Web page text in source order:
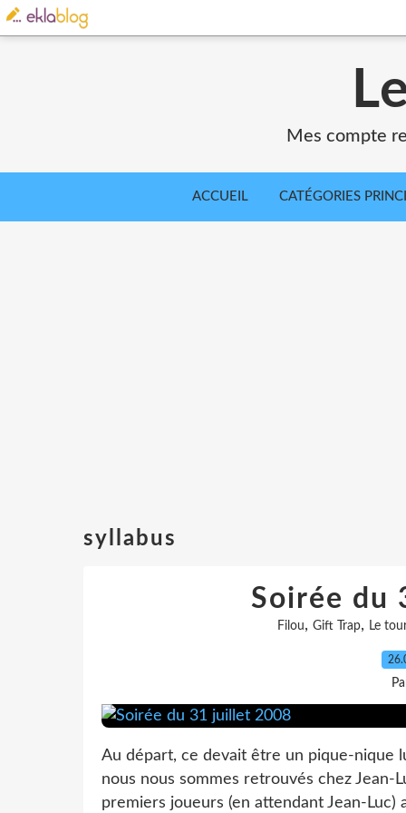
Mes compte
ACCUEIL CATÉGORIES
syllabus
Soirée du
Filou, Gift Trap, Le
Au départ, ce devait être un pique-nique
nous nous sommes retrouvés chez Jean-
premiers joueurs (en attendant Jean-Luc)